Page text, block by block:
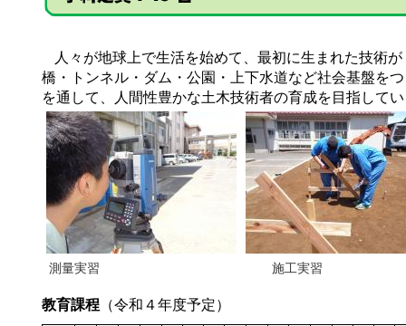
人々が地球上で生活を始めて、最初に生まれた技術
橋・トンネル・ダム・公園・上下水道など社会基盤を
を通して、人間性豊かな土木技術者の育成を目指して
測量実習 施工実習
教育課程 （令和４年度予定）